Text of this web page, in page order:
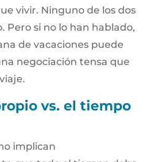
vivir. Ninguno de los dos
Pero si no lo han hablado,
de vacaciones puede
negociación tensa que
vs. el tiempo
implican